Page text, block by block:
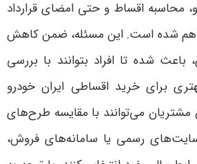
محاسبه اقساط و حتی امضای قرارداد
شده است. این مسئله، ضمن کاهش
شده تا افراد بتوانند با بررسی
برای خرید اقساطی ایران خودرو
می‌توانند با مقایسه طرح‌های
رسمی یا سامانه‌های فروش،